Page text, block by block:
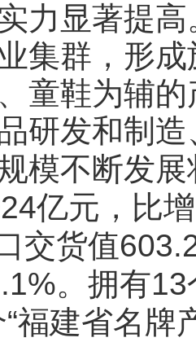
力显著提高
集群，形
童鞋为辅
研发和制
模不断发
亿元，比增
交货值
。拥有13
“福建省名牌